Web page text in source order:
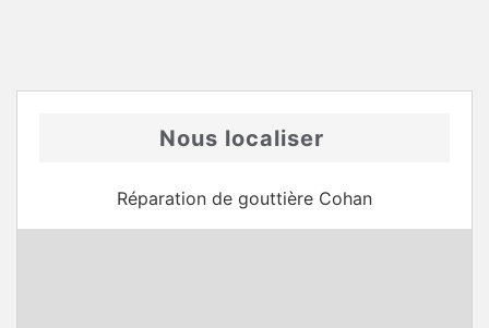
Nous localiser
Réparation de gouttière Cohan